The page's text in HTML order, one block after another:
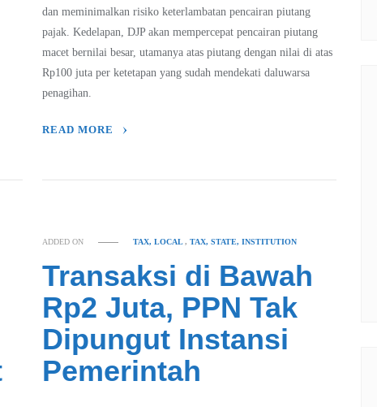
dan meminimalkan risiko keterlambatan pencairan piutang
pajak. Kedelapan, DJP akan mempercepat pencairan piutang
macet bernilai besar, utamanya atas piutang dengan nilai di atas
Rp100 juta per ketetapan yang sudah mendekati daluwarsa
penagihan.
READ MORE
ADDED ON TAX, LOCAL, TAX, STATE, INSTITUTION
Transaksi di Bawah
Rp2 Juta, PPN Tak
Dipungut Instansi
Pemerintah